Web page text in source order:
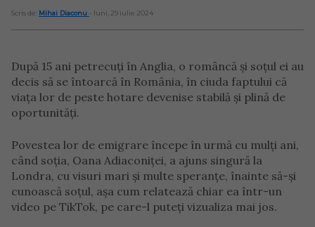
Scris de: Mihai Diaconu - luni, 29 iulie 2024
După 15 ani petrecuți în Anglia, o româncă și soțul ei au
decis să se întoarcă în România, în ciuda faptului că
viața lor de peste hotare devenise stabilă și plină de
oportunități.
Povestea lor de emigrare începe în urmă cu mulți ani,
când soția, Oana Adiaconiței, a ajuns singură la
Londra, cu visuri mari și multe speranțe, înainte să-și
cunoască soțul, așa cum relatează chiar ea într-un
video pe TikTok, pe care-l puteți vizualiza mai jos.